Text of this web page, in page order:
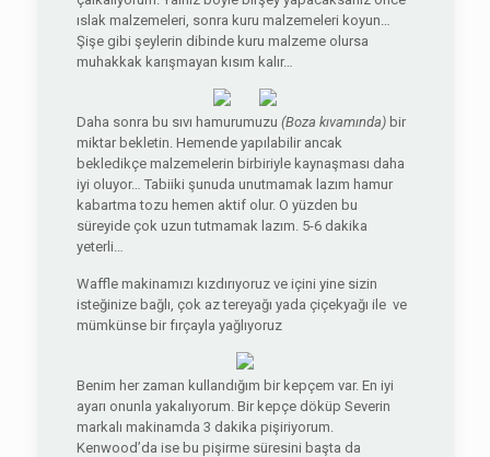
ıslak malzemeleri, sonra kuru malzemeleri koyun…
Şişe gibi şeylerin dibinde kuru malzeme olursa
muhakkak karışmayan kısım kalır…
Daha sonra bu sıvı hamurumuzu (Boza kıvamında)bir
miktar bekletin. Hemende yapılabilir ancak
bekledikçe malzemelerin birbiriyle kaynaşması daha
iyi oluyor… Tabiiki şunuda unutmamak lazım hamur
kabartma tozu hemen aktif olur. O yüzden bu
süreyide çok uzun tutmamak lazım. 5-6 dakika
yeterli…
Waffle makinamızı kızdırıyoruz ve içini yine sizin
isteğinize bağlı, çok az tereyağı yada çiçekyağı ile ve
mümkünse bir fırçayla yağlıyoruz
Benim her zaman kullandığım bir kepçem var. En iyi
ayarı onunla yakalıyorum. Bir kepçe döküp Severin
markalı makinamda 3 dakika pişiriyorum.
Kenwood’da ise bu pişirme süresini başta da